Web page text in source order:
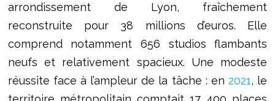
arrondissement de Lyon, fraîchement
reconstruite pour 38 millions d’euros. Elle
comprend notamment 656 studios flambants
neufs et relativement spacieux. Une modeste
réussite face à l’ampleur de la tâche : en 2021, le